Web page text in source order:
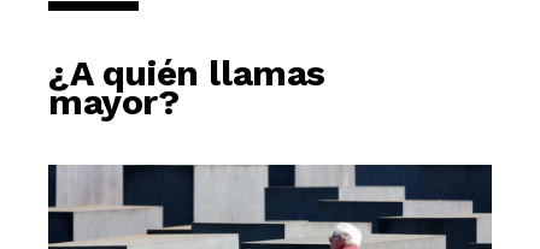
¿A quién llamas
mayor?